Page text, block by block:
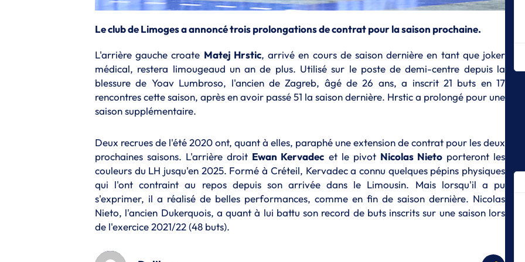
Le club de Limoges a annoncé trois prolongations de contrat pour la saison prochaine.
L'arrière gauche croate Matej Hrstic, arrivé en cours de saison dernière en tant que joker
médical, restera limougeaud un an de plus. Utilisé sur le poste de demi-centre depuis la
blessure de Yoav Lumbroso, l'ancien de Zagreb, âgé de 26 ans, a inscrit 21 buts en 17
rencontres cette saison, après en avoir passé 51 la saison dernière. Hrstic a prolongé pour une
saison supplémentaire.
Deux recrues de l'été 2020 ont, quant à elles, paraphé une extension de contrat pour les deux
prochaines saisons. L'arrière droit Ewan Kervadec et le pivot Nicolas Nietoporteront les
couleurs du LH jusqu'en 2025. Formé à Créteil, Kervadec a connu quelques pépins physiques
qui l'ont contraint au repos depuis son arrivée dans le Limousin. Mais lorsqu'il a pu
s'exprimer, il a réalisé de belles performances, comme en fin de saison dernière. Nicolas
Nieto, l'ancien Dukerquois, a quant à lui battu son record de buts inscrits sur une saison lors
de l'exercice 2021/22 (48 buts).